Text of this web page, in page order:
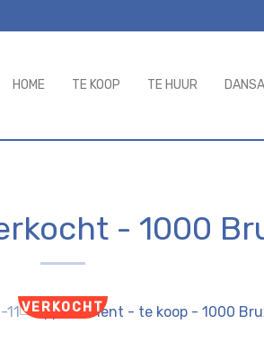
HOME TE KOOP TE HUUR
- 1000
VERKOCHT